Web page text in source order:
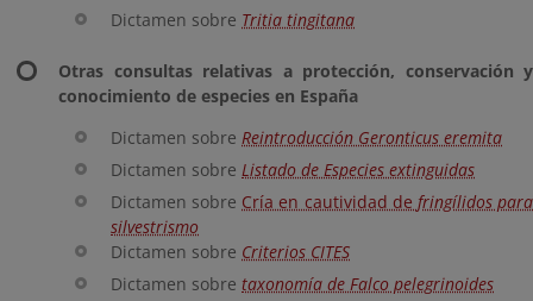
Dictamen sobre Tritia tingitana
Otras consultas relativas a protección, conservación y
conocimiento de especies en España
Dictamen sobre Reintroducción Geronticus eremita
Dictamen sobre Listado de Especies extinguidas
Dictamen sobre Cría en cautividad de fringílidos para
silvestrismo
Dictamen sobre Criterios CITES
Dictamen sobre taxonomía de Falco pelegrinoides